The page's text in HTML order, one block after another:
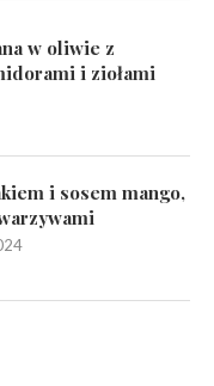
w oliwie z
i ziołami
i sosem mango,